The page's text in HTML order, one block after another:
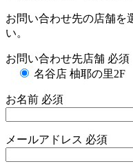
お問い合わせ先の店舗を
い。
お問い合わせ先店舗 必須
名谷店 柚耶の里2F
お名前 必須
メールアドレス 必須